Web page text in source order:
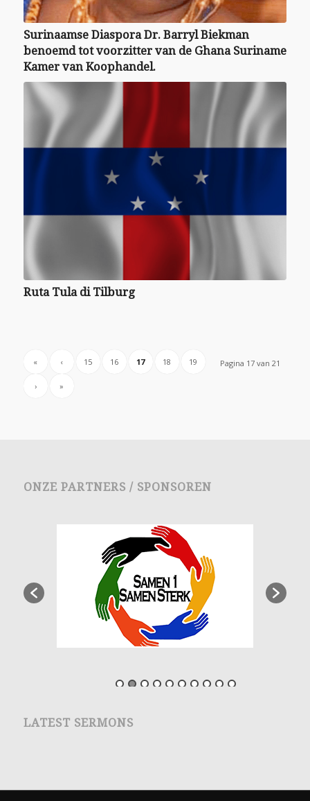
Surinaamse Diaspora Dr. Barryl Biekman
benoemd tot voorzitter van de Ghana Suriname
Kamer van Koophandel.
Ruta Tula di Tilburg
Pagina 17 van 21
« ‹ 15 16 17 18 19
› »
ONZE PARTNERS / SPONSOREN
LATEST SERMONS